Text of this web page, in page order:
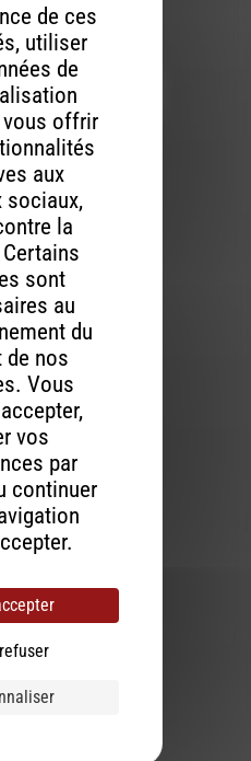
:
en tant que plateforme
ce formulaire, vous
données personnelles que
soient transférées à
traitées conformément
de Brevo.
de ces
utiliser
de
offrir
aux
sociaux,
la
sont
au
du
de nos
Vous
vos
par
continuer